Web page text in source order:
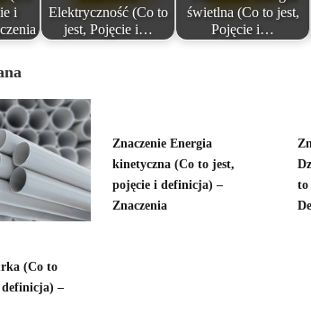
i
Elektryczność (Co to
jest, Pojęcie i…
świetlna (Co to jest,
Pojęcie i…
(Co to
–
Znaczenie Energia
kinetyczna (Co to jest,
pojęcie i definicja) –
Znaczenia
to